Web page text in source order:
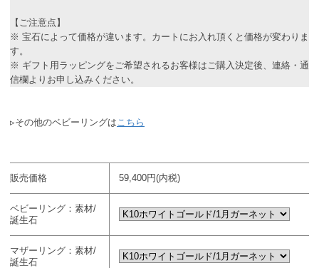
【ご注意点】
※ 宝石によって価格が違います。カートにお入れ頂くと価格が変わりま
す。
※ ギフト用ラッピングをご希望されるお客様はご購入決定後、連絡・通
信欄よりお申し込みください。
▹その他のベビーリングは こちら
販売価格 59,400円(内税)
ベビーリング：素材/
誕生石
マザーリング：素材/
誕生石